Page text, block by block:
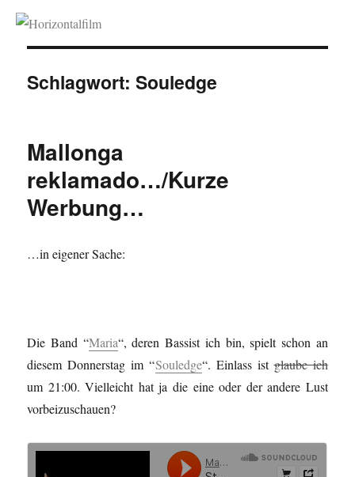
Horizontalfilm
Schlagwort:Souledge
Mallonga
reklamado…/Kurze
Werbung…
…in eigener Sache:
Die Band “Maria“, deren Bassist ich bin, spielt schon an
diesem Donnerstag im “Souledge“. Einlass istglaube ich
um 21:00. Vielleicht hat ja die eine oder der andere Lust
vorbeizuschauen?